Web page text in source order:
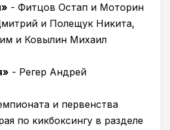
- Фитцов Остап и Моторин
и Полещук Никита,
и Ковылин Михаил
- Регер Андрей
и первенства
по кикбоксингу в разделе